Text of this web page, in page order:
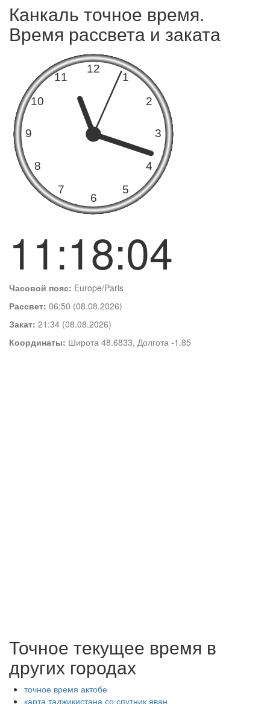
Канкаль точное время.
Время рассвета и заката
11:18:04
Часовой пояс: Europe/Paris
Рассвет: 06:50 (08.08.2026)
Закат: 21:34 (08.08.2026)
Координаты: Широта 48.6833, Долгота -1.85
Точное текущее время в
других городах
точное время актобе
карта таджикистана со спутник яван